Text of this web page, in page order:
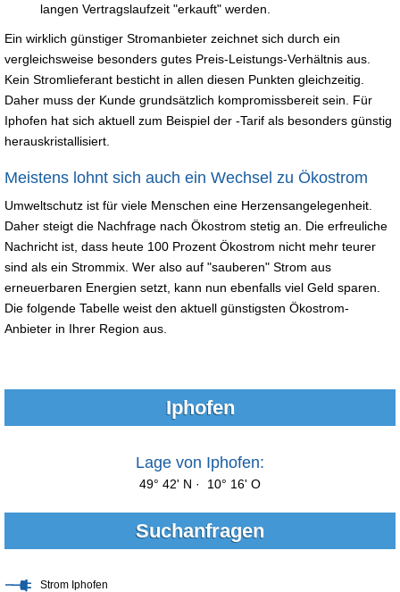
langen Vertragslaufzeit "erkauft" werden.
Ein wirklich günstiger Stromanbieter zeichnet sich durch ein
vergleichsweise besonders gutes Preis-Leistungs-Verhältnis aus.
Kein Stromlieferant besticht in allen diesen Punkten gleichzeitig.
Daher muss der Kunde grundsätzlich kompromissbereit sein. Für
Iphofen hat sich aktuell zum Beispiel der -Tarif als besonders günstig
herauskristallisiert.
Meistens lohnt sich auch ein Wechsel zu Ökostrom
Umweltschutz ist für viele Menschen eine Herzensangelegenheit.
Daher steigt die Nachfrage nach Ökostrom stetig an. Die erfreuliche
Nachricht ist, dass heute 100 Prozent Ökostrom nicht mehr teurer
sind als ein Strommix. Wer also auf "sauberen" Strom aus
erneuerbaren Energien setzt, kann nun ebenfalls viel Geld sparen.
Die folgende Tabelle weist den aktuell günstigsten Ökostrom-
Anbieter in Ihrer Region aus.
Iphofen
Lage von Iphofen:
49° 42' N · 10° 16' O
Suchanfragen
Strom Iphofen